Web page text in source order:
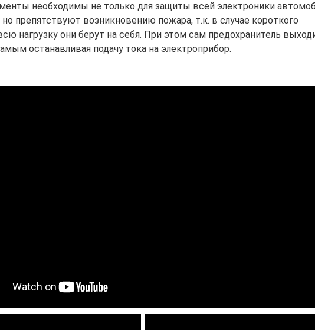
необходимы не только для защиты всей электроники
но препятствуют возникновению пожара, т.к. в случае короткого
нагрузку они берут на себя. При этом сам предохранитель
останавливая подачу тока на электроприбор.